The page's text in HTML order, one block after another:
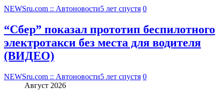
NEWSru.com :: Автоновости5 лет спустя 0
“Сбер” показал прототип беспилотного
электротакси без места для водителя
(ВИДЕО)
NEWSru.com :: Автоновости5 лет спустя 0
Август 2026